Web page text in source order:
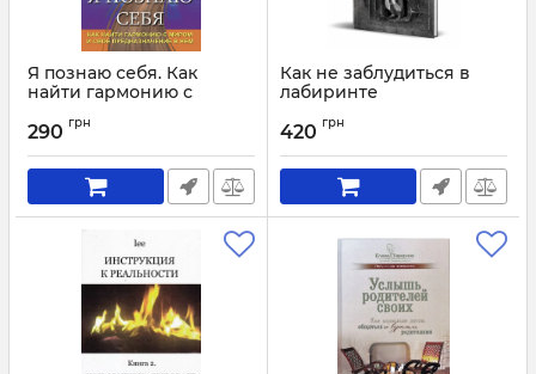
Я познаю себя. Как
найти гармонию с
предназначение в нем
Артикул: 1980
290 грн
Как не заблудиться в
лабиринте
Артикул:
420 грн